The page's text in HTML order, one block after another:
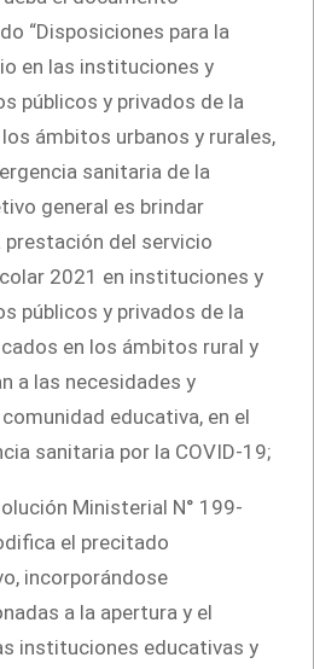
“Disposiciones para la
en las instituciones y
públicos y privados de la
ámbitos urbanos y rurales,
sanitaria de la
general es brindar
del servicio
2021 en instituciones y
públicos y privados de la
en los ámbitos rural y
a las necesidades y
educativa, en el
sanitaria por la COVID-19;
Ministerial N° 199-
el precitado
incorporándose
a la apertura y el
instituciones educativas y